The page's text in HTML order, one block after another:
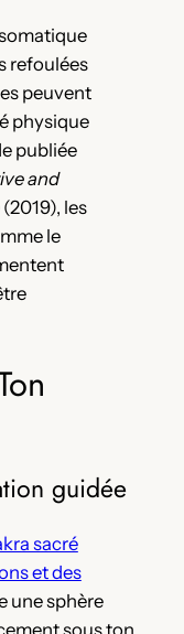
refoulées
peuvent
physique
publiée
and
(2019), les
le
guidée
sacré
et des
une sphère